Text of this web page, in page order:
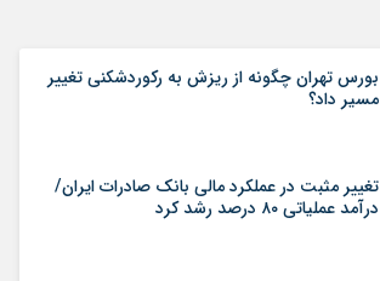
بورس تهران چگونه از ریزش به رکوردشکنی تغییر
مسیر داد؟
تغییر مثبت در عملکرد مالی بانک صادرات ایران/
درآمد عملیاتی ۸۰ درصد رشد کرد